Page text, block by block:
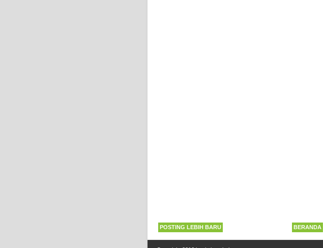
POSTING LEBIH BARU BERANDA